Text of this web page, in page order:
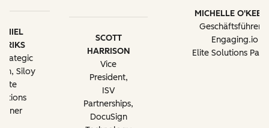
Siloy
Elite
SCOTT
HARRISON
Vice
President,
ISV
Partnerships,
DocuSign
MICHELLE
Engaging.io
Elite Solutions